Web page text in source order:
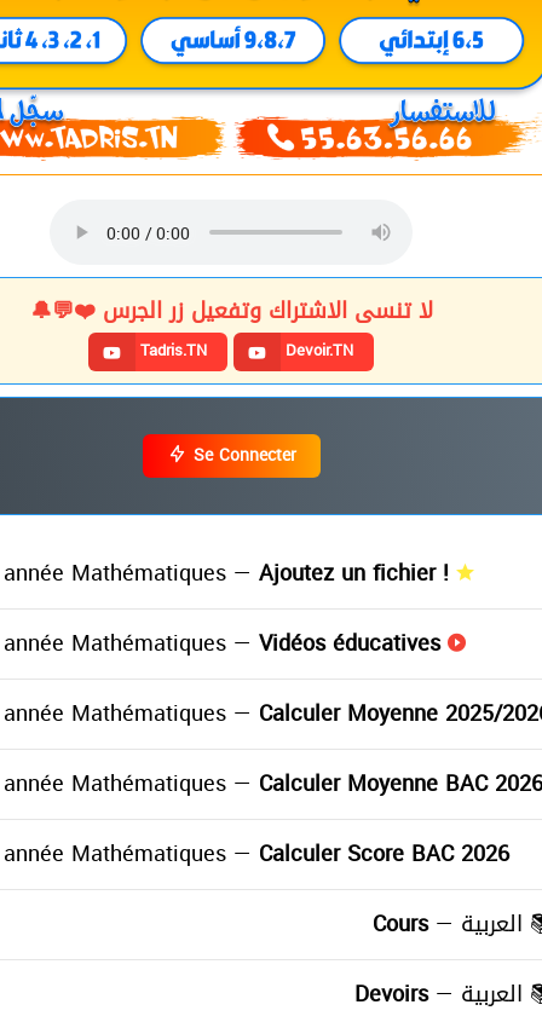
لا تنسى الاشتراك وتفعيل زر الجرس ❤️💬🔔
Tadris.TN Devoir.TN
Se Connecter
Mathématiques — Ajoutez un fichier !
Mathématiques — Vidéos éducatives
Mathématiques — Calculer Moyenne 2025/
Mathématiques — Calculer Moyenne BAC 2026
Mathématiques — Calculer Score BAC 2026
العربية —Cours
العربية —Devoirs